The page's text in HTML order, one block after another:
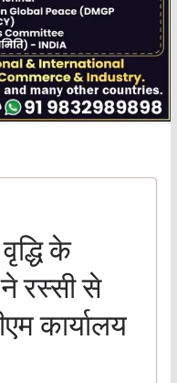
के
रस्सी से
कार्यालय